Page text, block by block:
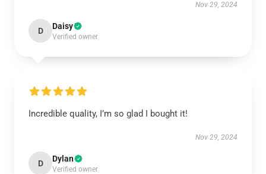
Nov 29, 2024
D Daisy
Verified owner
Incredible quality, I’m so glad I bought it!
Nov 29, 2024
D Dylan
Verified owner